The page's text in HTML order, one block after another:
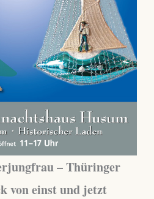
– Thüringer
von einst und jetzt